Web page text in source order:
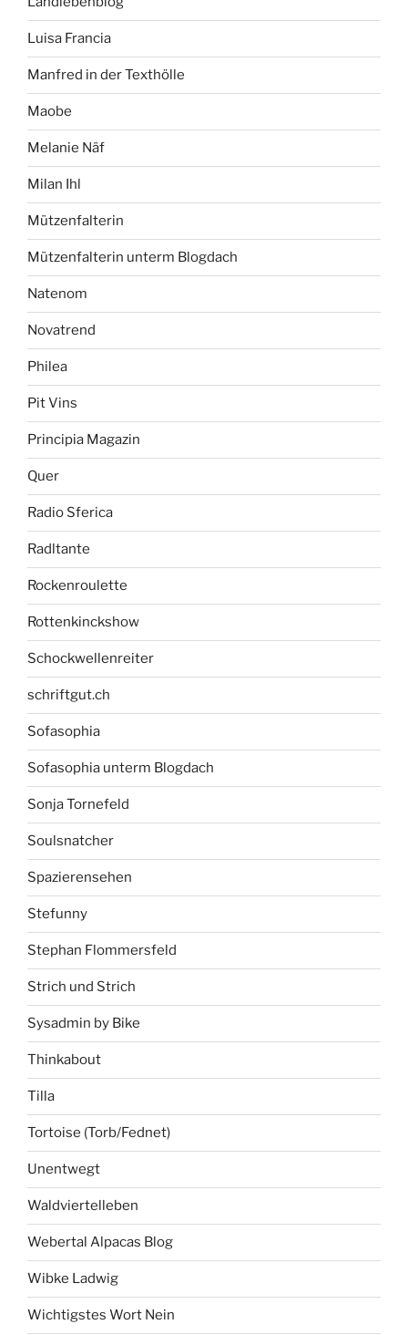
Luisa Francia
Manfred in der Texthölle
Maobe
Melanie Näf
Milan Ihl
Mützenfalterin
Mützenfalterin unterm Blogdach
Natenom
Novatrend
Philea
Pit Vins
Principia Magazin
Quer
Radio Sferica
Radltante
Rockenroulette
Rottenkinckshow
Schockwellenreiter
schriftgut.ch
Sofasophia
Sofasophia unterm Blogdach
Sonja Tornefeld
Soulsnatcher
Spazierensehen
Stefunny
Stephan Flommersfeld
Strich und Strich
Sysadmin by Bike
Thinkabout
Tilla
Tortoise (Torb/Fednet)
Unentwegt
Waldviertelleben
Webertal Alpacas Blog
Wibke Ladwig
Wichtigstes Wort Nein